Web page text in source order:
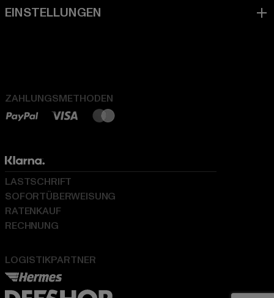
ZAHLUNGSMETHODEN
LOGISTIKPARTNER
LASTSCHRIFT
SOFORTÜBERWEISUNG
RATENKAUF
RECHNUNG